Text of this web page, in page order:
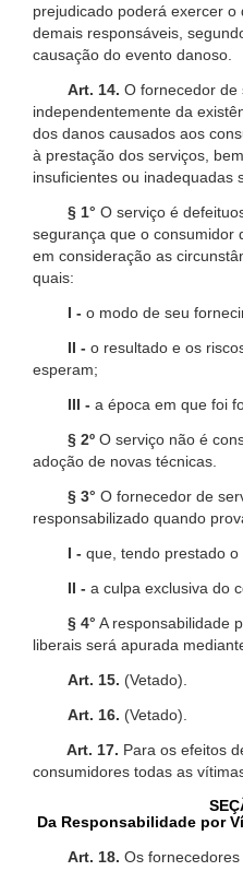
prejudicado poderá exercer
demais responsáveis,
causação do evento danoso.
Art. 14. O fornecedor de
independentemente da
dos danos causados aos
à prestação dos serviços,
insuficientes ou inadequadas
§ 1° O serviço é
segurança que o consumidor
em consideração as
quais:
I - o modo de seu
II - o resultado e os
esperam;
III - a época em que foi
§ 2º O serviço não é
adoção de novas técnicas.
§ 3° O fornecedor de
responsabilizado quando
I - que, tendo prestado
II - a culpa exclusiva do
§ 4° A responsabilidade
liberais será apurada
Art. 15. (Vetado).
Art. 16. (Vetado).
Art. 17. Para os efeitos
consumidores todas as
Da Responsabilidade por
Art. 18. Os